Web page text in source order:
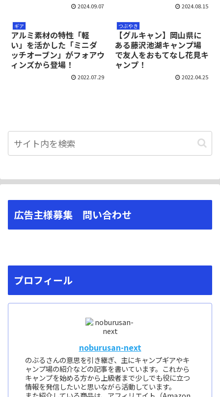
2024.09.07 2024.08.15
ギア
アルミ素材の特性「軽
い」を活かした「ミニダ
ッチオーブン」がフォアウ
ィンズから登場！
2022.07.29
つぶやき
【グルキャン】岡山県に
ある藤沢池湖キャンプ場
で友人をおもてなし花見キ
ャンプ！
2022.04.25
広告主様募集 問い合わせ
プロフィール
noburusan-next
のぶるさんの意思を引き継ぎ、主にキャンプギアやキ
ャンプ場の紹介などの記事を書いています。これから
キャンプを始める方から上級者まで少しでも役に立つ
情報を発信したいと思いながら活動しています。